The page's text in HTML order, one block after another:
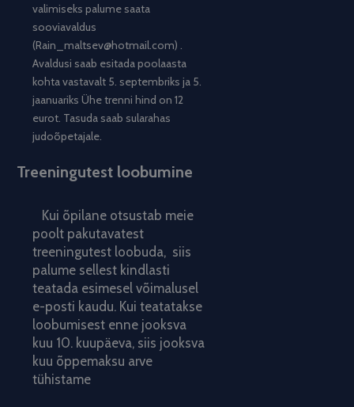
valimiseks palume saata
sooviavaldus
(Rain_maltsev@hotmail.com) .
Avaldusi saab esitada poolaasta
kohta vastavalt 5. septembriks ja 5.
jaanuariks Ühe trenni hind on 12
eurot. Tasuda saab sularahas
judoõpetajale.
Treeningutest loobumine
Kui õpilane otsustab meie
poolt pakutavatest
treeningutest loobuda, siis
palume sellest kindlasti
teatada esimesel võimalusel
e-posti kaudu. Kui teatatakse
loobumisest enne jooksva
kuu 10. kuupäeva, siis jooksva
kuu õppemaksu arve
tühistame